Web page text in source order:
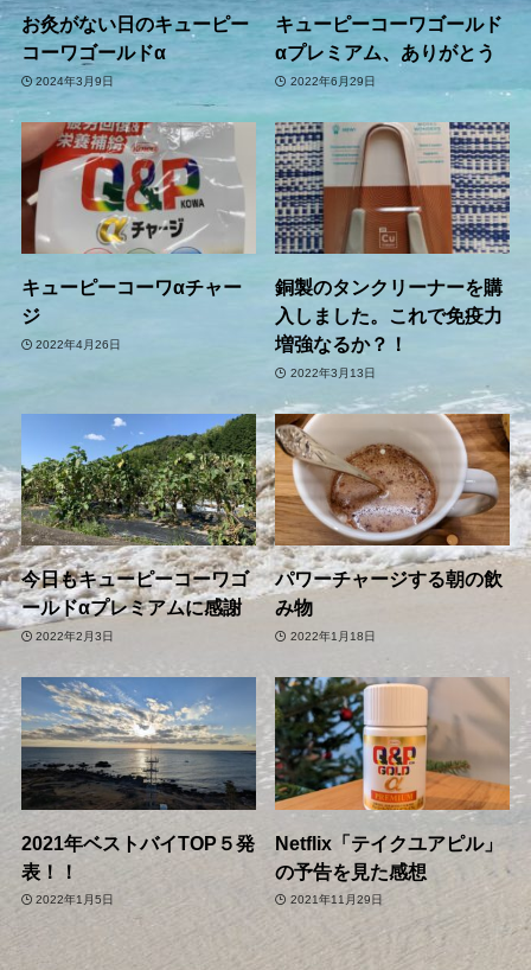
お灸がない日のキューピー
コーワゴールドα
2024年3月9日
キューピーコーワゴールド
αプレミアム、ありがとう
2022年6月29日
キューピーコーワαチャー
ジ
2022年4月26日
銅製のタンクリーナーを購
入しました。これで免疫力
増強なるか？！
2022年3月13日
今日もキューピーコーワゴ
ールドαプレミアムに感謝
2022年2月3日
パワーチャージする朝の飲
み物
2022年1月18日
2021年ベストバイTOP５発
表！！
2022年1月5日
Netflix「テイクユアピル」
の予告を見た感想
2021年11月29日